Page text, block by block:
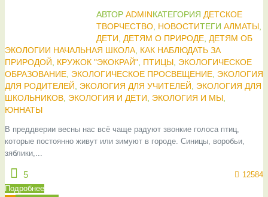
АВТОР ADMINКАТЕГОРИЯ ДЕТСКОЕ
ТВОРЧЕСТВО, НОВОСТИТЕГИ АЛМАТЫ,
ДЕТИ, ДЕТЯМ О ПРИРОДЕ, ДЕТЯМ ОБ
ЭКОЛОГИИ НАЧАЛЬНАЯ ШКОЛА, КАК НАБЛЮДАТЬ ЗА
ПРИРОДОЙ, КРУЖОК "ЭКОКРАЙ", ПТИЦЫ, ЭКОЛОГИЧЕСКОЕ
ОБРАЗОВАНИЕ, ЭКОЛОГИЧЕСКОЕ ПРОСВЕЩЕНИЕ, ЭКОЛОГИЯ
ДЛЯ РОДИТЕЛЕЙ, ЭКОЛОГИЯ ДЛЯ УЧИТЕЛЕЙ, ЭКОЛОГИЯ ДЛЯ
ШКОЛЬНИКОВ, ЭКОЛОГИЯ И ДЕТИ, ЭКОЛОГИЯ И МЫ,
ЮННАТЫ
В преддверии весны нас всё чаще радуют звонкие голоса птиц,
которые постоянно живут или зимуют в городе. Синицы, воробьи,
зяблики,...
5
12584
Подробнее